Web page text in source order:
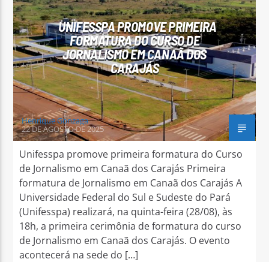
Arara Azul FM
UNIFESSPA PROMOVE PRIMEIRA
FORMATURA DO CURSO DE
JORNALISMO EM CANAÃ DOS
CARAJÁS
Henrique Gonzaga
22 DE AGOSTO DE 2025
Unifesspa promove primeira formatura do Curso
de Jornalismo em Canaã dos Carajás Primeira
formatura de Jornalismo em Canaã dos Carajás A
Universidade Federal do Sul e Sudeste do Pará
(Unifesspa) realizará, na quinta-feira (28/08), às
18h, a primeira cerimônia de formatura do curso
de Jornalismo em Canaã dos Carajás. O evento
acontecerá na sede do […]